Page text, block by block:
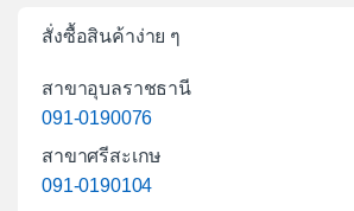
สั่งซื้อสินค้าง่าย ๆ
สาขาอุบลราชธานี
091-0190076
สาขาศรีสะเกษ
091-0190104